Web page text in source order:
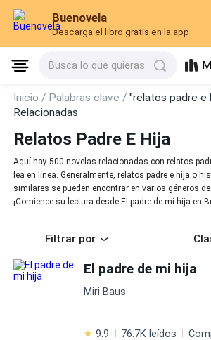
Buenovela
Descarga el libro gratis en la app
Busca lo que quieras
Inicio / Palabras clave /"relatos padre e
Relacionadas
Relatos Padre E Hija
Aquí hay 500 novelas relacionadas con relatos
lea en línea. Generalmente, relatos padre e hija o
similares se pueden encontrar en varios géneros
¡Comience su lectura desde El padre de mi hija en
Filtrar por
El padre de mi hija
Miri Baus
9.9 76.7K leídos